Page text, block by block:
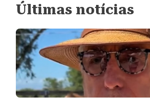
Últimas notícias